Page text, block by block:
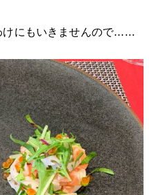
けにもいきませんので……